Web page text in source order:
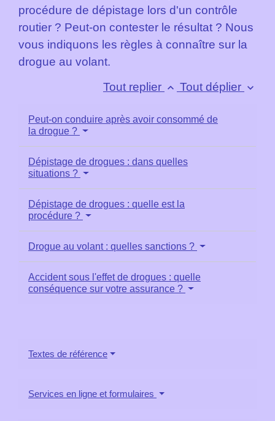
procédure de dépistage lors d'un contrôle
routier ? Peut-on contester le résultat ? Nous
vous indiquons les règles à connaître sur la
drogue au volant.
Tout replier keyboard_arrow_up Tout déplier keyboard_arrow_down
Peut-on conduire après avoir consommé de
la drogue ?
Dépistage de drogues : dans quelles
situations ?
Dépistage de drogues : quelle est la
procédure ?
Drogue au volant : quelles sanctions ?
Accident sous l'effet de drogues : quelle
conséquence sur votre assurance ?
Textes de référence
Services en ligne et formulaires